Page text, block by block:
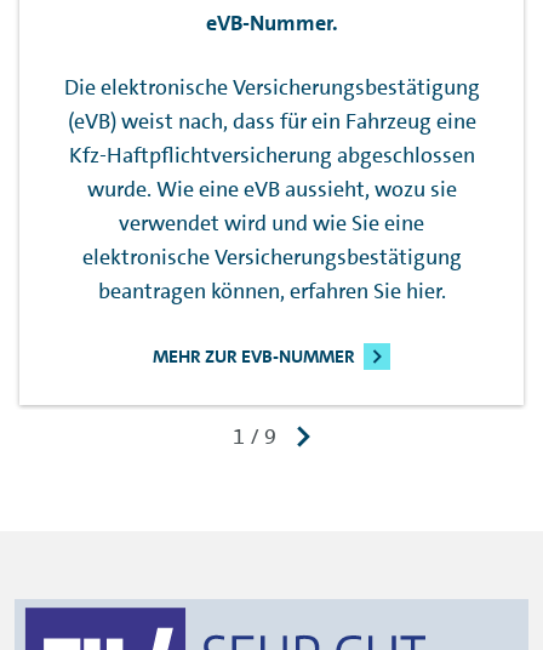
eVB-Nummer.
Die elektronische Versicherungsbestätigung
(eVB) weist nach, dass für ein Fahrzeug eine
Kfz-Haftpflichtversicherung abgeschlossen
wurde. Wie eine eVB aussieht, wozu sie
verwendet wird und wie Sie eine
elektronische Versicherungsbestätigung
beantragen können, erfahren Sie hier.
MEHR ZUR EVB-NUMMER